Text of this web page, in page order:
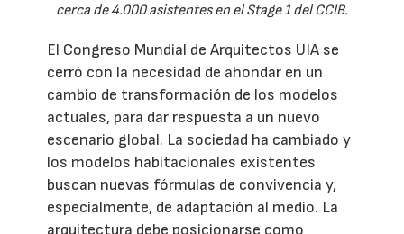
cerca de 4.000 asistentes en el Stage 1 del CCIB.
El Congreso Mundial de Arquitectos UIA se
cerró con la necesidad de ahondar en un
cambio de transformación de los modelos
actuales, para dar respuesta a un nuevo
escenario global. La sociedad ha cambiado y
los modelos habitacionales existentes
buscan nuevas fórmulas de convivencia y,
especialmente, de adaptación al medio. La
arquitectura debe posicionarse como